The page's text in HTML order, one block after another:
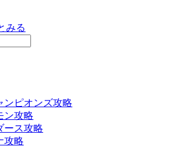
みる
ンピオンズ攻略
ン攻略
ース攻略
攻略